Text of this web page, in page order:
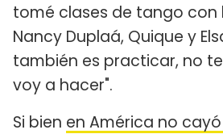
tomé clases de tango con
Nancy Duplaá, Quique y
también es practicar, no
voy a hacer".
Si bien en América no